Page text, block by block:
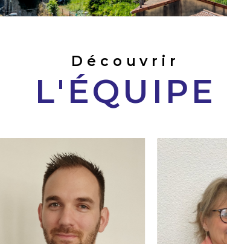
Découvrir
L'ÉQUIPE